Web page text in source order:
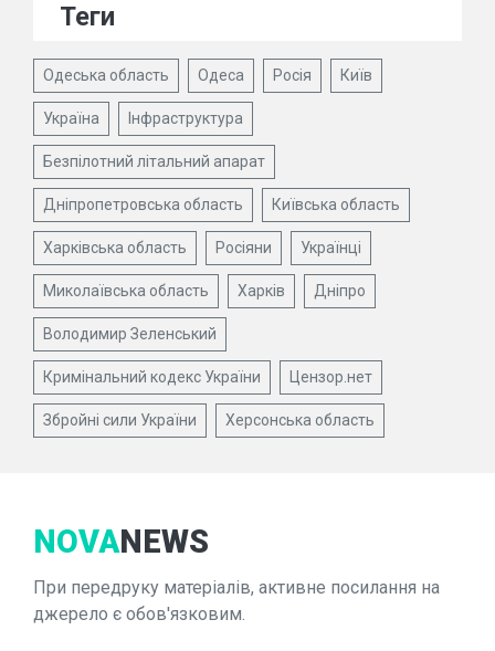
Теги
Одеська область Одеса Росія Київ
Україна Інфраструктура
Безпілотний літальний апарат
Дніпропетровська область Київська область
Харківська область Росіяни Українці
Миколаївська область Харків Дніпро
Володимир Зеленський
Кримінальний кодекс України Цензор.нет
Збройні сили України Херсонська область
NOVANEWS
При передруку матеріалів, активне посилання на
джерело є обов'язковим.